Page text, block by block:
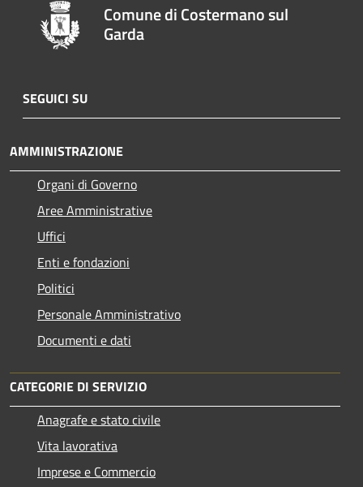
Comune di Costermano sul
Garda
SEGUICI SU
AMMINISTRAZIONE
Organi di Governo
Aree Amministrative
Uffici
Enti e fondazioni
Politici
Personale Amministrativo
Documenti e dati
CATEGORIE DI SERVIZIO
Anagrafe e stato civile
Vita lavorativa
Imprese e Commercio